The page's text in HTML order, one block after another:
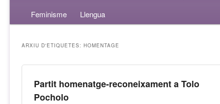
Feminisme
Llengua
ARXIU D'ETIQUETES:HOMENTAGE
Partit homenatge-reconeixament a Tolo
Pocholo